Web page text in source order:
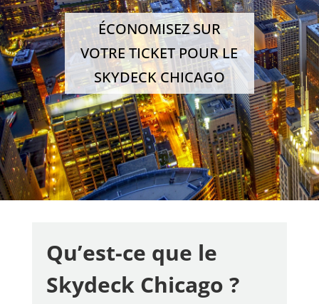
ÉCONOMISEZ SUR
VOTRE TICKET POUR LE
SKYDECK CHICAGO
Qu’est-ce que le
Skydeck Chicago ?